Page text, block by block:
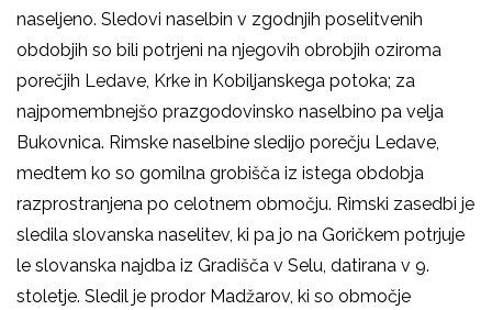
naseljeno. Sledovi naselbin v zgodnjih poselitvenih
obdobjih so bili potrjeni na njegovih obrobjih oziroma
porečjih Ledave, Krke in Kobiljanskega potoka; za
najpomembnejšo prazgodovinsko naselbino pa velja
Bukovnica. Rimske naselbine sledijo porečju Ledave,
medtem ko so gomilna grobišča iz istega obdobja
razprostranjena po celotnem območju. Rimski zasedbi je
sledila slovanska naselitev, ki pa jo na Goričkem potrjuje
le slovanska najdba iz Gradišča v Selu, datirana v 9.
stoletje. Sledil je prodor Madžarov, ki so območje